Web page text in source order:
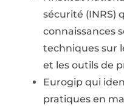
sécurité (INRS)
connaissances
techniques sur
et les outils de
Eurogip qui
pratiques en